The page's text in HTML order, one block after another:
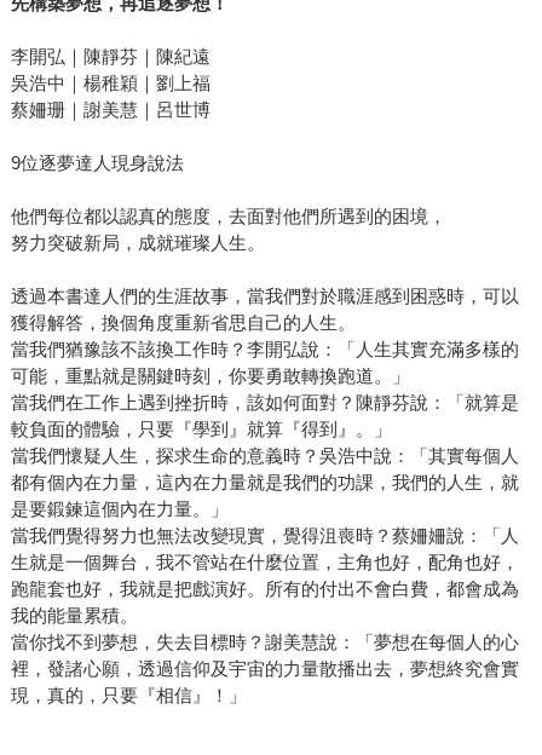
李開弘｜陳靜芬｜陳紀遠
吳浩中｜楊稚穎｜劉上福
蔡姍珊｜謝美慧｜呂世博
9位逐夢達人現身說法
他們每位都以認真的態度，去面對他們所遇到的困境，
努力突破新局，成就璀璨人生。
透過本書達人們的生涯故事，當我們對於職涯感到困惑時，可以
獲得解答，換個角度重新省思自己的人生。
當我們猶豫該不該換工作時？李開弘說：「人生其實充滿多樣的
可能，重點就是關鍵時刻，你要勇敢轉換跑道。」
當我們在工作上遇到挫折時，該如何面對？陳靜芬說：「就算是
較負面的體驗，只要『學到』就算『得到』。」
當我們懷疑人生，探求生命的意義時？吳浩中說：「其實每個人
都有個內在力量，這內在力量就是我們的功課，我們的人生，就
是要鍛鍊這個內在力量。」
當我們覺得努力也無法改變現實，覺得沮喪時？蔡姍姍說：「人
生就是一個舞台，我不管站在什麼位置，主角也好，配角也好，
跑龍套也好，我就是把戲演好。所有的付出不會白費，都會成為
我的能量累積。
當你找不到夢想，失去目標時？謝美慧說：「夢想在每個人的心
裡，發諸心願，透過信仰及宇宙的力量散播出去，夢想終究會實
現，真的，只要『相信』！」